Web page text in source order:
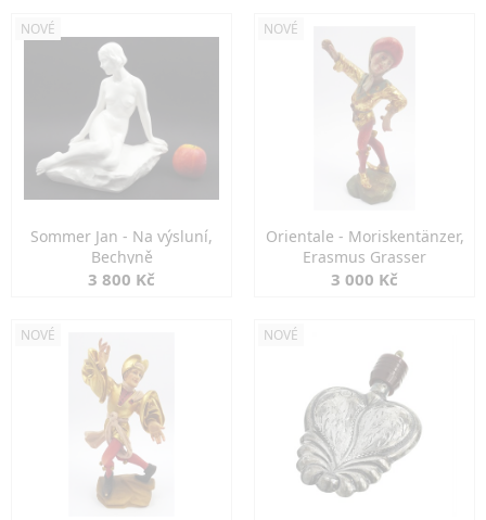
NOVÉ
Sommer Jan - Na výsluní,
Bechyně
3 800 Kč
NOVÉ
Orientale - Moriskentänzer,
Erasmus Grasser
3 000 Kč
NOVÉ NOVÉ